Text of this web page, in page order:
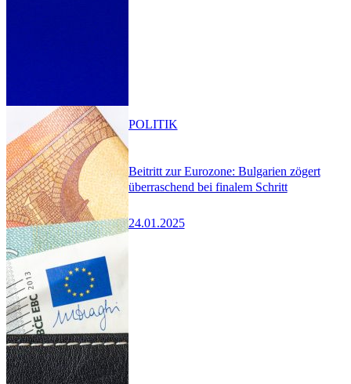
Beitritt zur Eurozone: Bulgarien zögert
überraschend bei finalem Schritt
24.01.2025
POLITIK